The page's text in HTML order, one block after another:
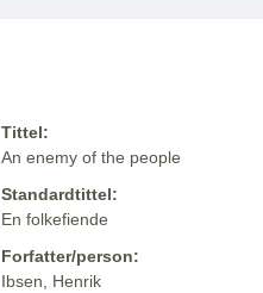
Tittel:
An enemy of the people
Standardtittel:
En folkefiende
Forfatter/person:
Ibsen, Henrik